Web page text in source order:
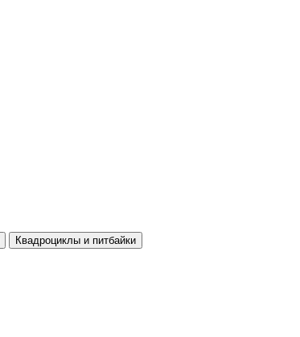
Квадроциклы и питбайки